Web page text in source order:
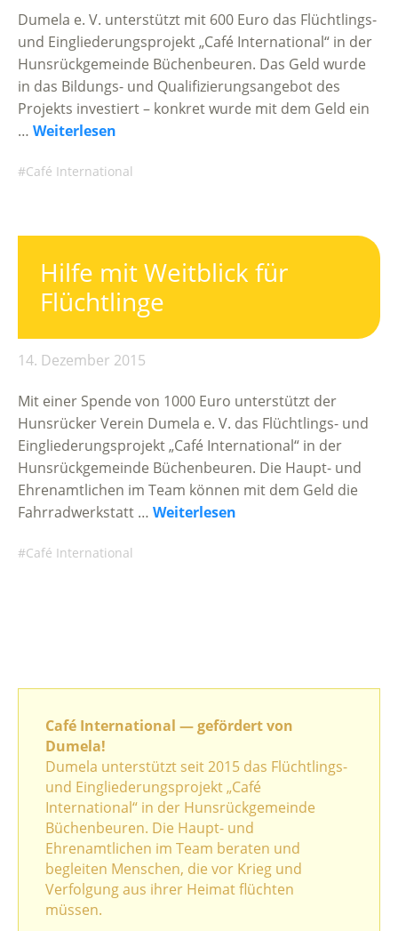
Dumela e. V. unterstützt mit 600 Euro das Flüchtlings-
und Eingliederungsprojekt „Café International“ in der
Hunsrückgemeinde Büchenbeuren. Das Geld wurde
in das Bildungs- und Qualifizierungsangebot des
Projekts investiert – konkret wurde mit dem Geld ein
… Weiterlesen
Café International
Hilfe mit Weitblick für
Flüchtlinge
14. Dezember 2015
Mit einer Spende von 1000 Euro unterstützt der
Hunsrücker Verein Dumela e. V. das Flüchtlings- und
Eingliederungsprojekt „Café International“ in der
Hunsrückgemeinde Büchenbeuren. Die Haupt- und
Ehrenamtlichen im Team können mit dem Geld die
Fahrradwerkstatt … Weiterlesen
Café International
Café International — gefördert von
Dumela!
Dumela unterstützt seit 2015 das Flüchtlings-
und Eingliederungsprojekt „Café
International“ in der Hunsrückgemeinde
Büchenbeuren. Die Haupt- und
Ehrenamtlichen im Team beraten und
begleiten Menschen, die vor Krieg und
Verfolgung aus ihrer Heimat flüchten
müssen.